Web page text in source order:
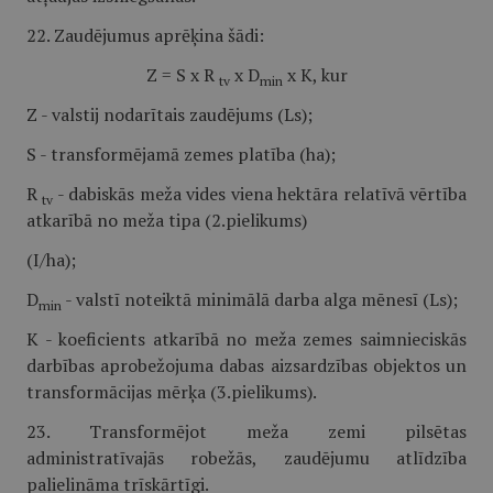
22. Zaudējumus aprēķina šādi:
Z = S x R tvx Dmin x K, kur
Z - valstij nodarītais zaudējums (Ls);
S - transformējamā zemes platība (ha);
Rtv - dabiskās meža vides viena hektāra relatīvā vērtība
atkarībā no meža tipa (2.pielikums)
(I/ha);
Dmin - valstī noteiktā minimālā darba alga mēnesī (Ls);
K - koeficients atkarībā no meža zemes saimnieciskās
darbības aprobežojuma dabas aizsardzības objektos un
transformācijas mērķa (3.pielikums).
23. Transformējot meža zemi pilsētas
administratīvajās robežās, zaudējumu atlīdzība
palielināma trīskārtīgi.